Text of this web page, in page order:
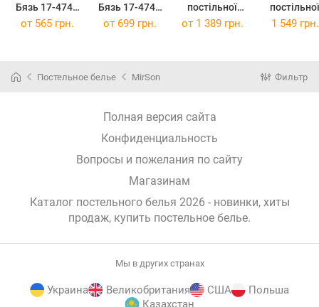
Бязь 17-4743
Paris 200x220
Бязь 17-4743
Paris 220 х 240
постільної
білизни
постільної
білизни Бязь
от 565 грн. от 699 грн. от 1 389 грн. 1 549 грн.
Постельное белье MirSon Фильтр
Полная версия сайта
Конфиденциальность
Вопросы и пожелания по сайту
Магазинам
Каталог постельного белья 2026 - новинки, хиты
продаж, купить постельное белье.
Мы в других странах
Украина Великобритания США
Польша
Казахстан